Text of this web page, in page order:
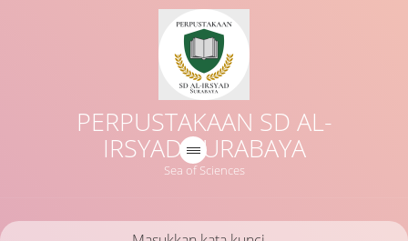
PERPUSTAKAAN SD AL-
IRSYAD SURABAYA
Sea of Sciences